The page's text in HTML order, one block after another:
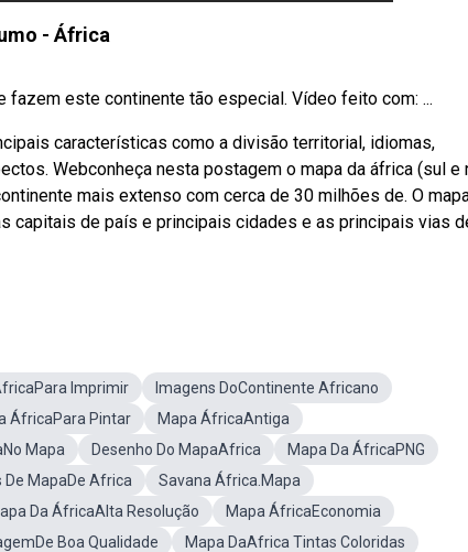
- África
este continente tão especial. Vídeo feito com: ...
características como a divisão territorial, idiomas,
Webconheça nesta postagem o mapa da áfrica (sul e
mais extenso com cerca de 30 milhões de. O
capitais de país e principais cidades e as principais vias
Imprimir
Imagens DoContinente Africano
ÁfricaPara Pintar
Mapa ÁfricaAntiga
Mapa Desenho Do MapaAfrica
Mapa Da ÁfricaPNG
De MapaDe Africa
Savana África.Mapa
Da ÁfricaAlta Resolução
Mapa ÁfricaEconomia
Boa Qualidade
Mapa DaAfrica Tintas Coloridas